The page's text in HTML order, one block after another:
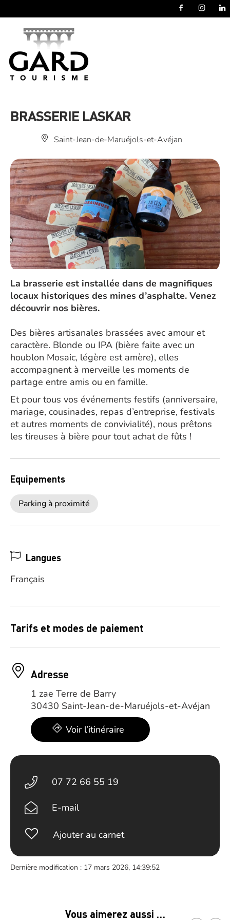
BRASSERIE LASKAR
Saint-Jean-de-Maruéjols-et-Avéjan
La brasserie est installée dans de magnifiques
locaux historiques des mines d’asphalte. Venez
découvrir nos bières.
Des bières artisanales brassées avec amour et
caractère. Blonde ou IPA (bière faite avec un
houblon Mosaic, légère est amère), elles
accompagnent à merveille les moments de
partage entre amis ou en famille.
Et pour tous vos événements festifs (anniversaire,
mariage, cousinades, repas d’entreprise, festivals
et autres moments de convivialité), nous prêtons
les tireuses à bière pour tout achat de fûts !
Equipements
Parking à proximité
Langues
Français
Tarifs et modes de paiement
Adresse
1 zae Terre de Barry
30430 Saint-Jean-de-Maruéjols-et-Avéjan
Voir l’itinéraire
07 72 66 55 19
E-mail
Ajouter au carnet
Dernière modification : 17 mars 2026, 14:39:52
Vous aimerez aussi …